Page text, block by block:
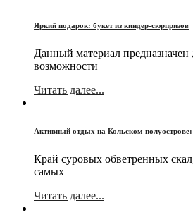
Яркий подарок: букет из киндер-сюрпризов
Данный материал предназначен
возможности
Читать далее...
Активный отдых на Кольском
Край суровых обветренных
самых
Читать далее...